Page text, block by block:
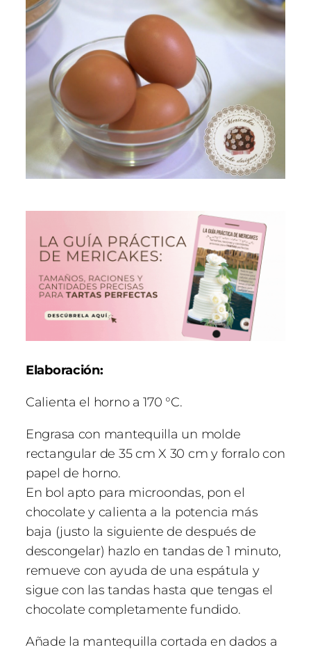
Elaboración:
Calienta el horno a 170 °C.
Engrasa con mantequilla un molde
rectangular de 35 cm X 30 cm y forralo con
papel de horno.
En bol apto para microondas, pon el
chocolate y calienta a la potencia más
baja (justo la siguiente de después de
descongelar) hazlo en tandas de 1 minuto,
remueve con ayuda de una espátula y
sigue con las tandas hasta que tengas el
chocolate completamente fundido.
Añade la mantequilla cortada en dados a